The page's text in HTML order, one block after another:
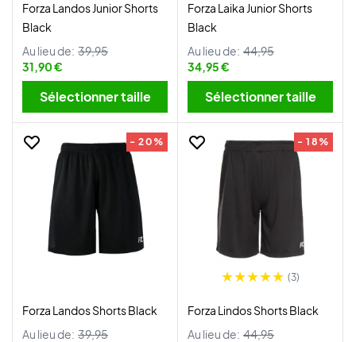
Forza Landos Junior Shorts
Black
Au lieu de: 39,95
31,90 €
Sélectionner taille
Forza Laika Junior Shorts
Black
Au lieu de: 44,95
34,95 €
Sélectionner taille
- 20%
Forza Landos Shorts Black
Au lieu de: 39,95
- 18%
(3)
Forza Lindos Shorts Black
Au lieu de: 44,95